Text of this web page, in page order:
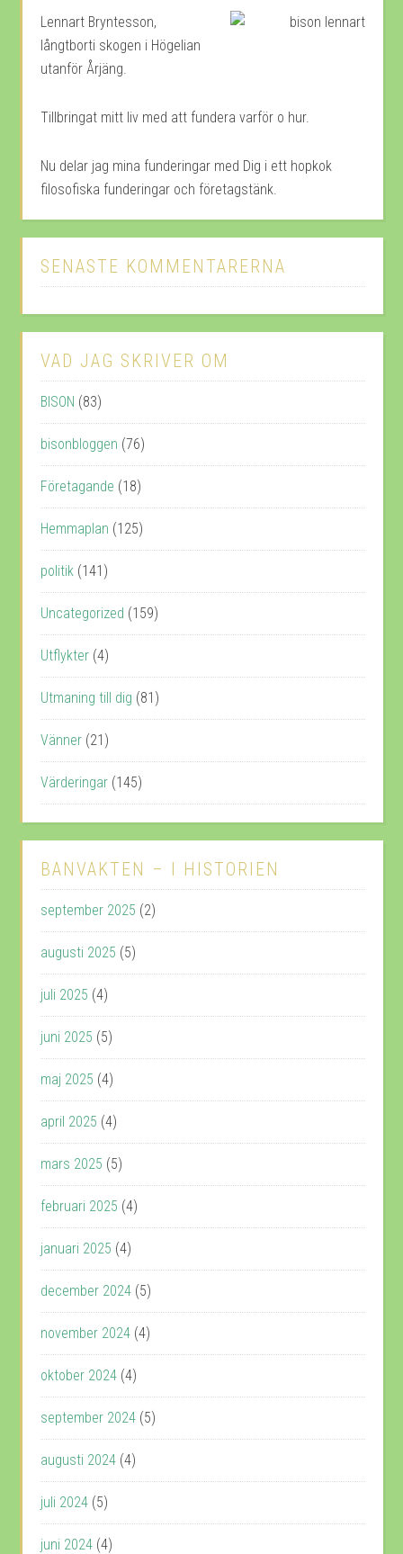
Lennart Bryntesson,
långtborti skogen i Högelian
utanför Årjäng.
Tillbringat mitt liv med att fundera varför o hur.
Nu delar jag mina funderingar med Dig i ett hopkok
filosofiska funderingar och företagstänk.
SENASTE KOMMENTARERNA
VAD JAG SKRIVER OM
BISON (83)
bisonbloggen (76)
Företagande (18)
Hemmaplan (125)
politik (141)
Uncategorized (159)
Utflykter (4)
Utmaning till dig (81)
Vänner (21)
Värderingar (145)
BANVAKTEN – I HISTORIEN
september 2025 (2)
augusti 2025 (5)
juli 2025 (4)
juni 2025 (5)
maj 2025 (4)
april 2025 (4)
mars 2025 (5)
februari 2025 (4)
januari 2025 (4)
december 2024 (5)
november 2024 (4)
oktober 2024 (4)
september 2024 (5)
augusti 2024 (4)
juli 2024 (5)
juni 2024 (4)